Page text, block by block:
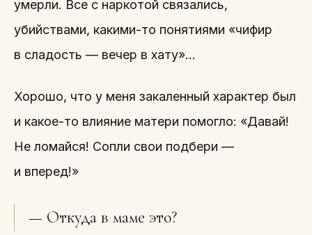
умерли. Все с наркотой связались,
убийствами, какими-то понятиями «чифир
в сладость — вечер в хату»…
Хорошо, что у меня закаленный характер был
и какое-то влияние матери помогло: «Давай!
Не ломайся! Сопли свои подбери —
и вперед!»
— Откуда в маме это?